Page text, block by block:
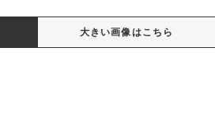
大きい画像はこちら